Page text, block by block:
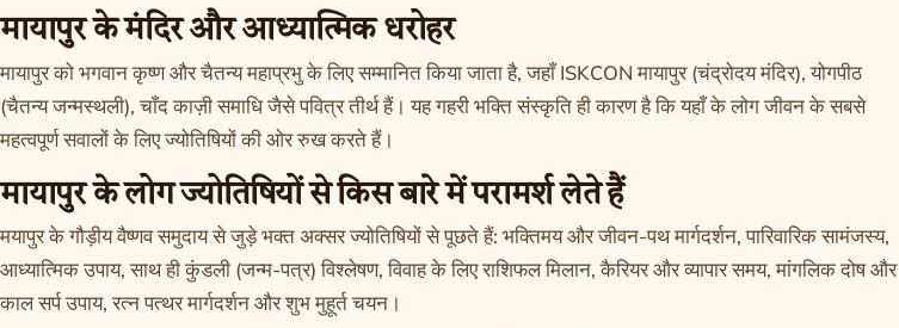
मायापुर के मंदिर और आध्यात्मिक धरोहर
मायापुर को भगवान कृष्ण और चैतन्य महाप्रभु के लिए सम्मानित किया जाता है, जहाँ ISKCON मायापुर (चंद्रोदय मंदिर), योगपीठ
(चैतन्य जन्मस्थली), चाँद काज़ी समाधि जैसे पवित्र तीर्थ हैं। यह गहरी भक्ति संस्कृति ही कारण है कि यहाँ के लोग जीवन के सबसे
महत्वपूर्ण सवालों के लिए ज्योतिषियों की ओर रुख करते हैं।
मायापुर के लोग ज्योतिषियों से किस बारे में परामर्श लेते हैं
मयापुर के गौड़ीय वैष्णव समुदाय से जुड़े भक्त अक्सर ज्योतिषियों से पूछते हैं: भक्तिमय और जीवन-पथ मार्गदर्शन, पारिवारिक सामंजस्य,
आध्यात्मिक उपाय, साथ ही कुंडली (जन्म-पत्र) विश्लेषण, विवाह के लिए राशिफल मिलान, कैरियर और व्यापार समय, मांगलिक दोष और
काल सर्प उपाय, रत्न पत्थर मार्गदर्शन और शुभ मुहूर्त चयन।